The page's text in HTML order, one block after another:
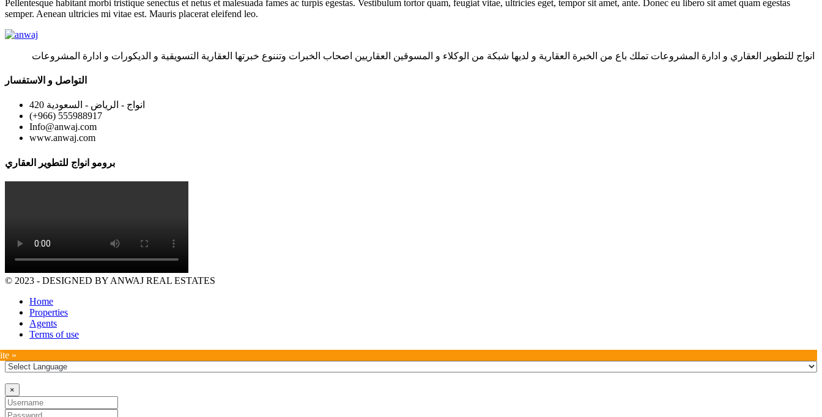
Pellentesque habitant morbi tristique senectus et netus et malesuada fames ac turpis egestas. Vestibulum tortor quam, feugiat vitae, ultricies eget, tempor sit amet, ante. Donec eu libero sit amet quam egestas
semper. Aenean ultricies mi vitae est. Mauris placerat eleifend leo.
انواج للتطوير العقاري و ادارة المشروعات تملك باع من الخبرة العقارية و لديها شبكة من الوكلاء و المسوقين العقاريين اصحاب الخبرات وتننوع خبرتها العقارية التسويقية و الديكورات و ادارة المشروعات
التواصل و الاستفسار
420 انواج - الرياض - السعودية
(+966) 555988917
Info@anwaj.com
www.anwaj.com
برومو انواج للتطوير العقاري
© 2023 - DESIGNED BY ANWAJ REAL ESTATES
Home
Properties
Agents
Terms of use
»
×